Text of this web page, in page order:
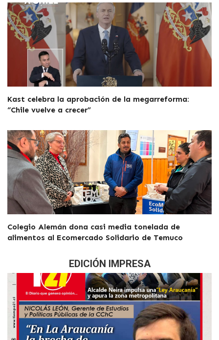
Kast celebra la aprobación de la megarreforma:
“Chile vuelve a crecer”
Colegio Alemán dona casi media tonelada de
alimentos al Ecomercado Solidario de Temuco
EDICIÓN IMPRESA